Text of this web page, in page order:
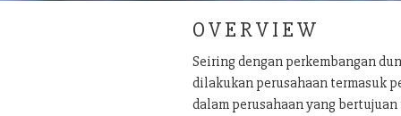
O V E R V I E W
Seiring dengan perkembangan
dilakukan perusahaan termasuk
dalam perusahaan yang